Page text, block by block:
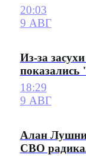
20:03
9 АВГ
Из-за
18:29
9 АВГ
Алан
СВО